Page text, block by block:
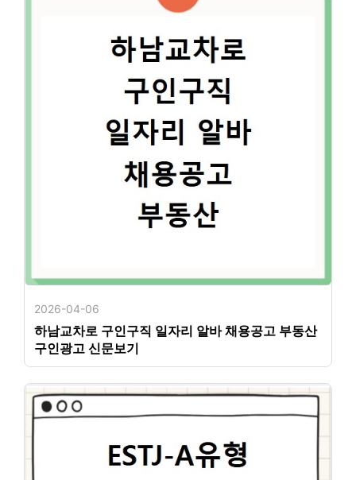
2026-04-06
하남교차로 구인구직 일자리 알바 채용공고 부동산
구인광고 신문보기